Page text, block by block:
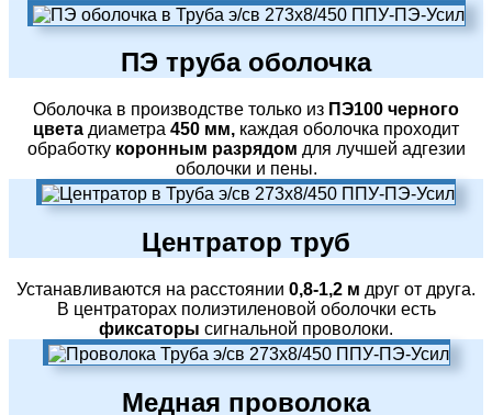
ПЭ труба оболочка
Оболочка в производстве только из ПЭ100 черного
цвета диаметра 450 мм, каждая оболочка проходит
обработку коронным разрядом для лучшей адгезии
оболочки и пены.
Центратор труб
Устанавливаются на расстоянии 0,8-1,2 м друг от друга.
В центраторах полиэтиленовой оболочки есть
фиксаторы сигнальной проволоки.
Медная проволока